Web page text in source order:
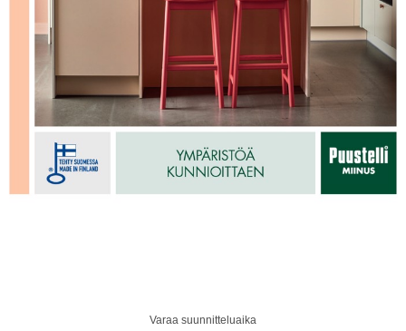
Varaa suunnitteluaika